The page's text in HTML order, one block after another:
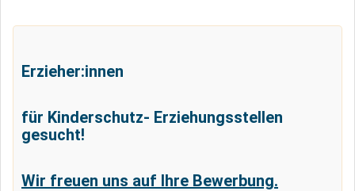
Erzieher:innen
für Kinderschutz- Erziehungsstellen
gesucht!
Wir freuen uns auf Ihre Bewerbung.